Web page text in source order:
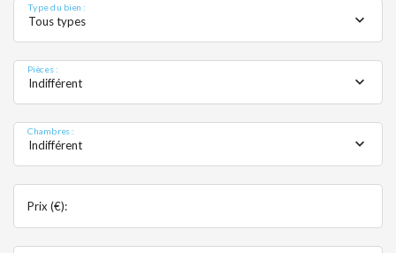
Type du bien :
Tous types
Pièces :
Indifférent
Chambres :
Indifférent
Prix (€):